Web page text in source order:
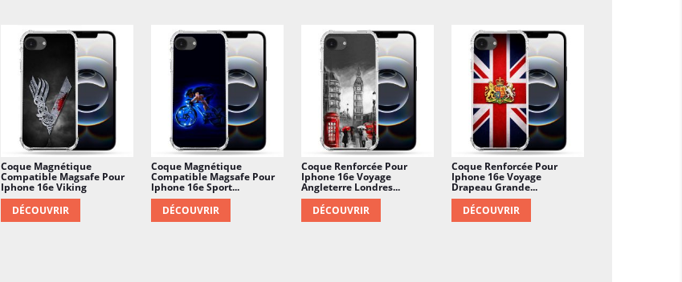
Coque Magnétique
Compatible Magsafe Pour
Iphone 16e Viking
DÉCOUVRIR
Coque Magnétique
Compatible Magsafe Pour
Iphone 16e Sport...
DÉCOUVRIR
Coque Renforcée Pour
Iphone 16e Voyage
Angleterre Londres...
DÉCOUVRIR
Coque Renforcée Pour
Iphone 16e Voyage
Drapeau Grande...
DÉCOUVRIR